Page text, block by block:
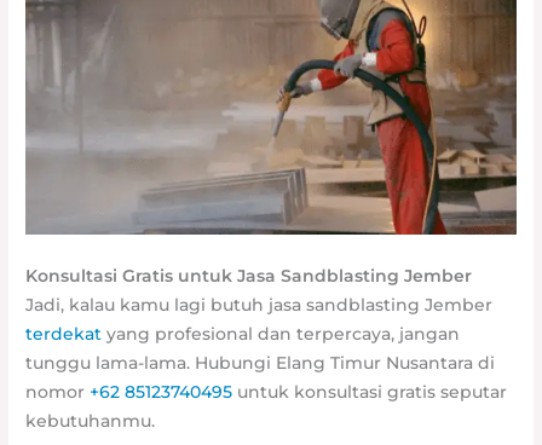
Konsultasi Gratis untuk Jasa Sandblasting Jember
Jadi, kalau kamu lagi butuh jasa sandblasting Jember
terdekat yang profesional dan terpercaya, jangan
tunggu lama-lama. Hubungi Elang Timur Nusantara di
nomor +62 85123740495 untuk konsultasi gratis seputar
kebutuhanmu.